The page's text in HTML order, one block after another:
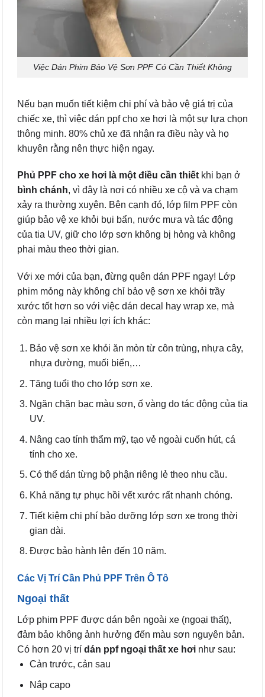
Việc Dán Phim Bảo Vệ Sơn PPF Có Cần Thiết Không
Nếu bạn muốn tiết kiệm chi phí và bảo vệ giá trị của
chiếc xe, thì việc dán ppf cho xe hơi là một sự lựa chọn
thông minh. 80% chủ xe đã nhận ra điều này và họ
khuyên rằng nên thực hiện ngay.
Phủ PPF cho xe hơi là một điều cần thiết khi bạn ở
bình chánh, vì đây là nơi có nhiều xe cộ và va chạm
xảy ra thường xuyên. Bên cạnh đó, lớp film PPF còn
giúp bảo vệ xe khỏi bụi bẩn, nước mưa và tác động
của tia UV, giữ cho lớp sơn không bị hỏng và không
phai màu theo thời gian.
Với xe mới của bạn, đừng quên dán PPF ngay! Lớp
phim mỏng này không chỉ bảo vệ sơn xe khỏi trầy
xước tốt hơn so với việc dán decal hay wrap xe, mà
còn mang lại nhiều lợi ích khác:
Bảo vệ sơn xe khỏi ăn mòn từ côn trùng, nhựa cây,
nhựa đường, muối biển,…
Tăng tuổi thọ cho lớp sơn xe.
Ngăn chặn bạc màu sơn, ố vàng do tác động của tia
UV.
Nâng cao tính thẩm mỹ, tạo vẻ ngoài cuốn hút, cá
tính cho xe.
Có thể dán từng bộ phận riêng lẻ theo nhu cầu.
Khả năng tự phục hồi vết xước rất nhanh chóng.
Tiết kiệm chi phí bảo dưỡng lớp sơn xe trong thời
gian dài.
Được bảo hành lên đến 10 năm.
Các Vị Trí Cần Phủ PPF Trên Ô Tô
Ngoại thất
Lớp phim PPF được dán bên ngoài xe (ngoại thất),
đảm bảo không ảnh hưởng đến màu sơn nguyên bản.
Có hơn 20 vị trí dán ppf ngoại thất xe hơi như sau:
Cản trước, cản sau
Nắp capo